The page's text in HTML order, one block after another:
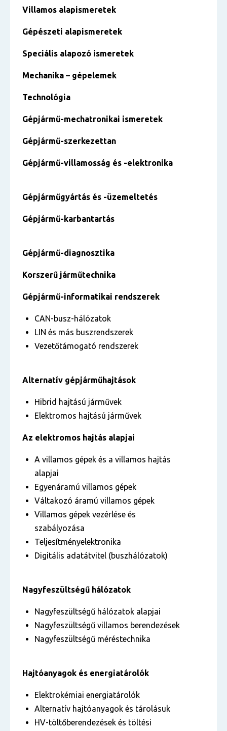
Villamos alapismeretek
Gépészeti alapismeretek
Speciális alapozó ismeretek
Mechanika – gépelemek
Technológia
Gépjármű-mechatronikai ismeretek
Gépjármű-szerkezettan
Gépjármű-villamosság és -elektronika
Gépjárműgyártás és -üzemeltetés
Gépjármű-karbantartás
Gépjármű-diagnosztika
Korszerű járműtechnika
Gépjármű-informatikai rendszerek
CAN-busz-hálózatok
LIN és más buszrendszerek
Vezetőtámogató rendszerek
Alternatív gépjárműhajtások
Hibrid hajtású járművek
Elektromos hajtású járművek
Az elektromos hajtás alapjai
A villamos gépek és a villamos hajtás
alapjai
Egyenáramú villamos gépek
Váltakozó áramú villamos gépek
Villamos gépek vezérlése és
szabályozása
Teljesítményelektronika
Digitális adatátvitel (buszhálózatok)
Nagyfeszültségű hálózatok
Nagyfeszültségű hálózatok alapjai
Nagyfeszültségű villamos berendezések
Nagyfeszültségű méréstechnika
Hajtóanyagok és energiatárolók
Elektrokémiai energiatárolók
Alternatív hajtóanyagok és tárolásuk
HV-töltőberendezések és töltési